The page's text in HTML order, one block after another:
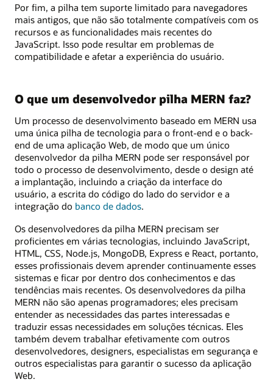
Por fim, a pilha tem suporte limitado para navegadores
mais antigos, que não são totalmente compatíveis com os
recursos e as funcionalidades mais recentes do
JavaScript. Isso pode resultar em problemas de
compatibilidade e afetar a experiência do usuário.
O que um desenvolvedor pilha MERN faz?
Um processo de desenvolvimento baseado em MERN usa
uma única pilha de tecnologia para o front-end e o back-
end de uma aplicação Web, de modo que um único
desenvolvedor da pilha MERN pode ser responsável por
todo o processo de desenvolvimento, desde o design até
a implantação, incluindo a criação da interface do
usuário, a escrita do código do lado do servidor e a
integração do banco de dados.
Os desenvolvedores da pilha MERN precisam ser
proficientes em várias tecnologias, incluindo JavaScript,
HTML, CSS, Node.js, MongoDB, Express e React, portanto,
esses profissionais devem aprender continuamente esses
sistemas e ficar por dentro dos conhecimentos e das
tendências mais recentes. Os desenvolvedores da pilha
MERN não são apenas programadores; eles precisam
entender as necessidades das partes interessadas e
traduzir essas necessidades em soluções técnicas. Eles
também devem trabalhar efetivamente com outros
desenvolvedores, designers, especialistas em segurança e
outros especialistas para garantir o sucesso da aplicação
Web.